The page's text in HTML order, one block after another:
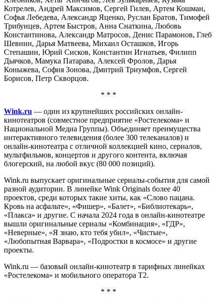
Котрелев, Андрей Максимов, Сергей Гилев, Артем Кошман,
Софья Лебедева, Александр Яценко, Руслан Братов, Тимофей
Трибунцев, Артем Быстров, Анна Снаткина, Любовь
Константинова, Александр Матросов, Денис Парамонов, Глеб
Шевнин, Дарья Матвеева, Михаил Осташков, Игорь
Степашин, Юрий Сисков, Константин Игнатьев, Филипп
Дьячков, Мамука Патарава, Алексей Фролов, Дарья
Коныжева, София Зонова, Дмитрий Триумфов, Сергей
Борисов, Петр Скворцов.
* * *
Wink.ru — один из крупнейших российских онлайн-
кинотеатров (совместное предприятие «Ростелекома» и
Национальной Медиа Группы). Объединяет преимущества
интерактивного телевидения (более 300 телеканалов) и
онлайн-кинотеатра с отличной коллекцией кино, сериалов,
мультфильмов, концертов и другого контента, включая
блогерский, на любой вкус (80 000 позиций).
Wink.ru выпускает оригинальные сериалы-события для самой
разной аудитории. В линейке Wink Originals более 40
проектов, среди которых такие хиты, как «Слово пацана.
Кровь на асфальте», «Фишер», «Балет», «Библиотекарь»,
«Плакса» и другие. С начала 2024 года в онлайн-кинотеатре
вышли оригинальные сериалы «Комбинация», «ГДР»,
«Неверные», «Я знаю, кто тебя убил», «Чистые»,
«Любопытная Варвара», «Подростки в космосе» и другие
проекты.
Wink.ru — базовый онлайн-кинотеатр в тарифных линейках
«Ростелекома» и мобильного оператора Т2.
* * *